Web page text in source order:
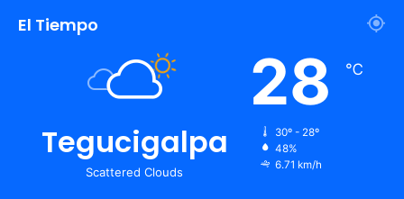
El Tiempo
Tegucigalpa
Scattered Clouds
28 ℃
30º - 28º
48%
6.71 km/h